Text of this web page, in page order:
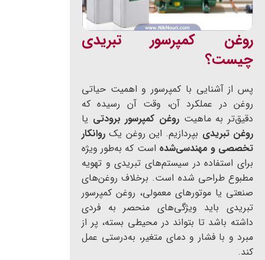
روغن کمپرسور تبریدی
چیست؟
پس از آشنایی با کمپرسور و اهمیت حیاتی
روغن در عملکرد آن، وقت آن رسیده که
دقیق‌تر به ماهیت روغن کمپرسور برودتی یا
روغن تبریدی بپردازیم. این روغن یک روانکار
تخصصی و مهندسی‌شده است که به‌طور ویژه
برای استفاده در سیستم‌های تبریدی و تهویه
مطبوع طراحی شده است. برخلاف روغن‌های
صنعتی یا موتورهای معمولی، روغن کمپرسور
تبریدی باید ویژگی‌های منحصر به فردی
داشته باشد تا بتواند در محیطی بسته، پر از
مبرد و با فشار و دمای متغیر، به‌درستی عمل
کند.